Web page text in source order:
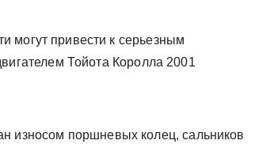
могут привести к серьезным
Тойота Королла 2001
износом поршневых колец, сальников